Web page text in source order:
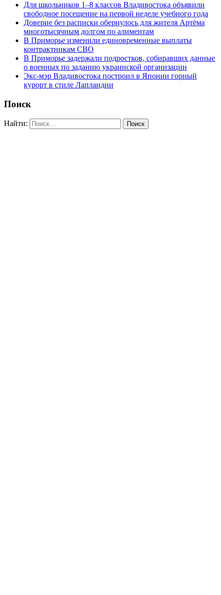
Для школьников 1–8 классов Владивостока объявили
свободное посещение на первой неделе учебного года
Доверие без расписки обернулось для жителя Артёма
многотысячным долгом по алиментам
В Приморье изменили единовременные выплаты
контрактникам СВО
В Приморье задержали подростков, собиравших данные
о военных по заданию украинской организации
Экс-мэр Владивостока построил в Японии горный
курорт в стиле Лапландии
Поиск
Найти: